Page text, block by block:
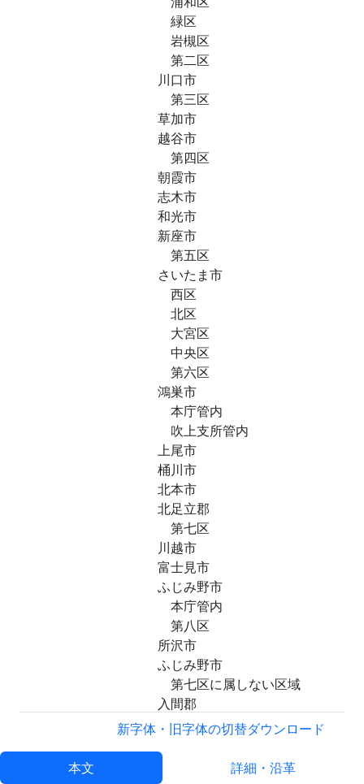
緑区
岩槻区
第二区
川口市
第三区
草加市
越谷市
第四区
朝霞市
志木市
和光市
新座市
第五区
さいたま市
西区
北区
大宮区
中央区
第六区
鴻巣市
本庁管内
吹上支所管内
上尾市
桶川市
北本市
北足立郡
第七区
川越市
富士見市
ふじみ野市
本庁管内
第八区
所沢市
ふじみ野市
第七区に属しない区域
入間郡
三芳町
飯能市
新字体・旧字体の切替ダウンロード
本文 詳細・沿革